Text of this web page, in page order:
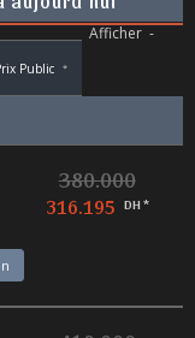
Afficher -
Public *
380.000
316.195 DH *